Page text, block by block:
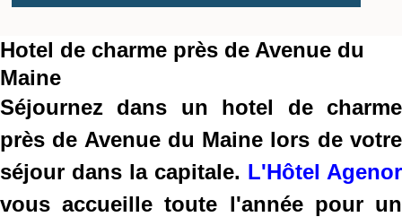
Hotel de charme près de Avenue du
Maine
Séjournez dans un hotel de charme
près de Avenue du Maine lors de votre
séjour dans la capitale. L'Hôtel Agenor
vous accueille toute l'année pour un